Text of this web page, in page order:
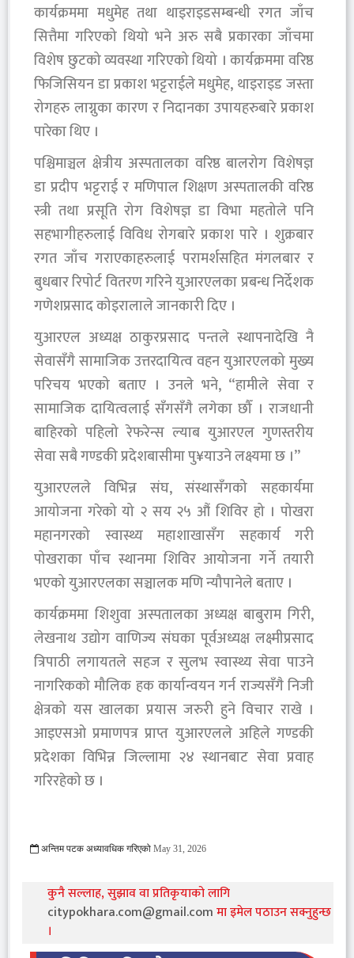
कार्यक्रममा मधुमेह तथा थाइराइडसम्बन्धी रगत जाँच
सित्तैमा गरिएको थियो भने अरु सबै प्रकारका जाँचमा
विशेष छुटको व्यवस्था गरिएको थियो । कार्यक्रममा वरिष्ठ
फिजिसियन डा प्रकाश भट्टराईले मधुमेह, थाइराइड जस्ता
रोगहरु लाग्नुका कारण र निदानका उपायहरुबारे प्रकाश
पारेका थिए ।
पश्चिमाञ्चल क्षेत्रीय अस्पतालका वरिष्ठ बालरोग विशेषज्ञ
डा प्रदीप भट्टराई र मणिपाल शिक्षण अस्पतालकी वरिष्ठ
स्त्री तथा प्रसूति रोग विशेषज्ञ डा विभा महतोले पनि
सहभागीहरुलाई विविध रोगबारे प्रकाश पारे । शुक्रबार
रगत जाँच गराएकाहरुलाई परामर्शसहित मंगलबार र
बुधबार रिपोर्ट वितरण गरिने युआरएलका प्रबन्ध निर्देशक
गणेशप्रसाद कोइरालाले जानकारी दिए ।
युआरएल अध्यक्ष ठाकुरप्रसाद पन्तले स्थापनादेखि नै
सेवासँगै सामाजिक उत्तरदायित्व वहन युआरएलको मुख्य
परिचय भएको बताए । उनले भने, “हामीले सेवा र
सामाजिक दायित्वलाई सँगसँगै लगेका छौँ । राजधानी
बाहिरको पहिलो रेफरेन्स ल्याब युआरएल गुणस्तरीय
सेवा सबै गण्डकी प्रदेशबासीमा पु¥याउने लक्ष्यमा छ ।”
युआरएलले विभिन्न संघ, संस्थासँगको सहकार्यमा
आयोजना गरेको यो २ सय २५ औं शिविर हो । पोखरा
महानगरको स्वास्थ्य महाशाखासँग सहकार्य गरी
पोखराका पाँच स्थानमा शिविर आयोजना गर्ने तयारी
भएको युआरएलका सञ्चालक मणि न्यौपानेले बताए ।
कार्यक्रममा शिशुवा अस्पतालका अध्यक्ष बाबुराम गिरी,
लेखनाथ उद्योग वाणिज्य संघका पूर्वअध्यक्ष लक्ष्मीप्रसाद
त्रिपाठी लगायतले सहज र सुलभ स्वास्थ्य सेवा पाउने
नागरिकको मौलिक हक कार्यान्वयन गर्न राज्यसँगै निजी
क्षेत्रको यस खालका प्रयास जरुरी हुने विचार राखे ।
आइएसओ प्रमाणपत्र प्राप्त युआरएलले अहिले गण्डकी
प्रदेशका विभिन्न जिल्लामा २४ स्थानबाट सेवा प्रवाह
गरिरहेको छ ।
अन्तिम पटक अध्यावधिक गरिएको May 31, 2026
कुनै सल्लाह, सुझाव वा प्रतिकृयाको लागि
citypokhara.com@gmail.comमा इमेल पठाउन सक्नुहुन्छ
।